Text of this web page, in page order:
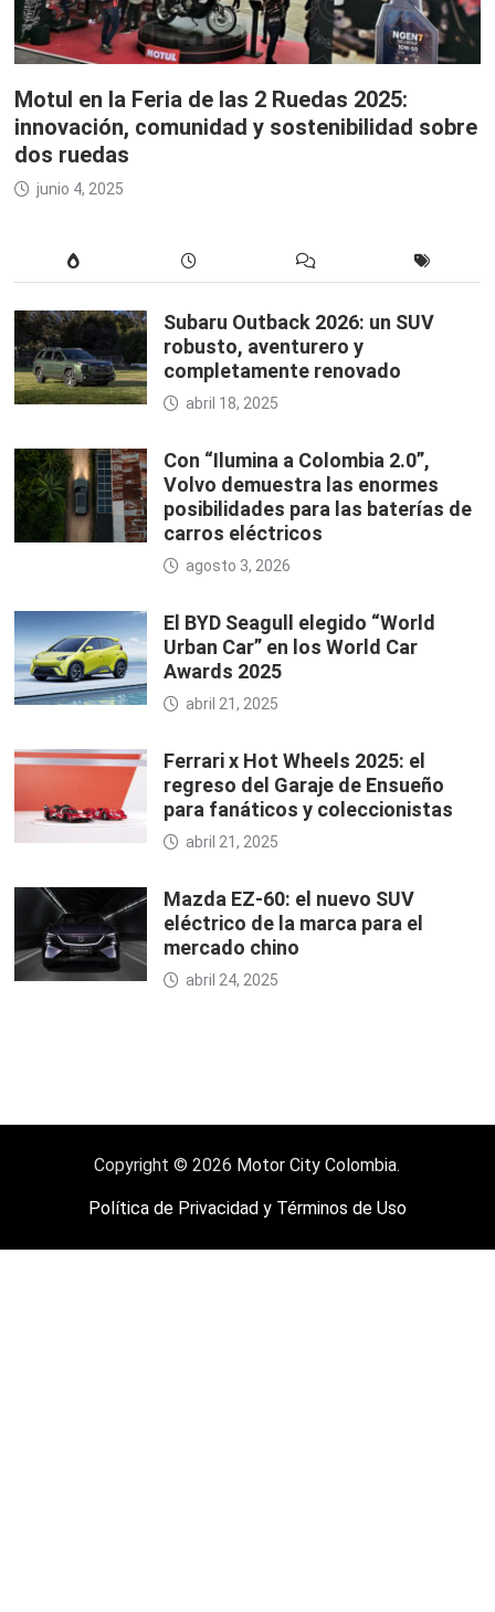
Motul en la Feria de las 2 Ruedas 2025:
innovación, comunidad y sostenibilidad sobre
dos ruedas
junio 4, 2025
Subaru Outback 2026: un SUV
robusto, aventurero y
completamente renovado
abril 18, 2025
Con “Ilumina a Colombia 2.0”,
Volvo demuestra las enormes
posibilidades para las baterías de
carros eléctricos
agosto 3, 2026
El BYD Seagull elegido “World
Urban Car” en los World Car
Awards 2025
abril 21, 2025
Ferrari x Hot Wheels 2025: el
regreso del Garaje de Ensueño
para fanáticos y coleccionistas
abril 21, 2025
Mazda EZ-60: el nuevo SUV
eléctrico de la marca para el
mercado chino
abril 24, 2025
Copyright © 2026 Motor City Colombia.
Política de Privacidad y Términos de Uso